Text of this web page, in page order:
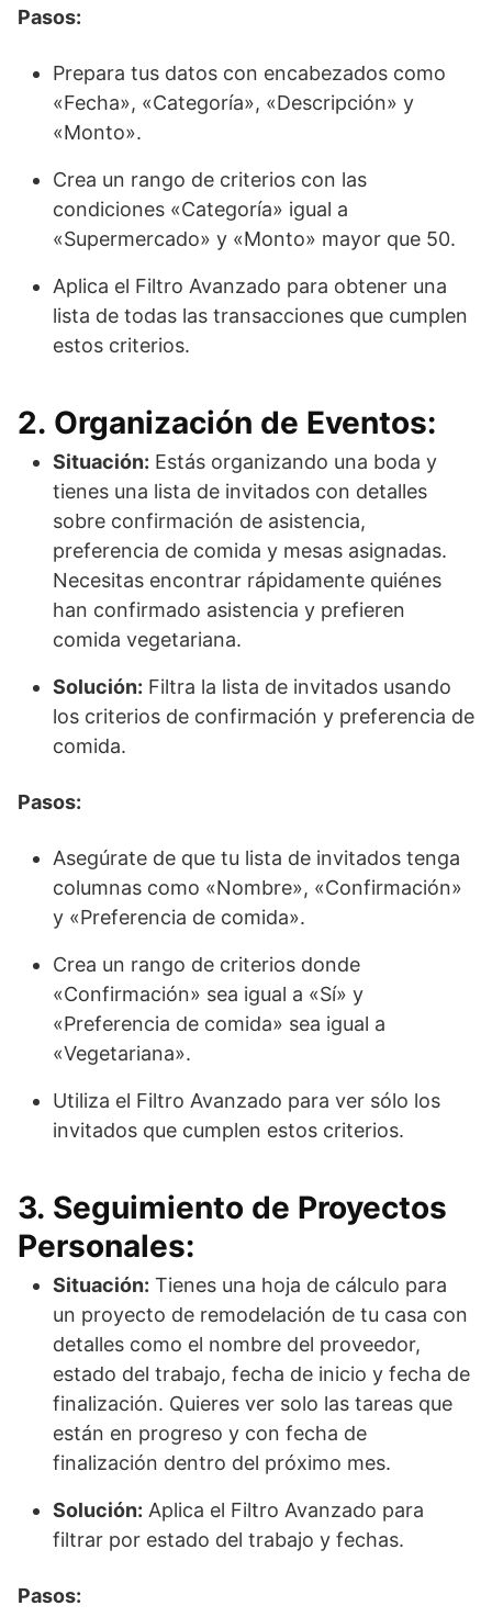
Pasos:
Prepara tus datos con encabezados como
«Fecha», «Categoría», «Descripción» y
«Monto».
Crea un rango de criterios con las
condiciones «Categoría» igual a
«Supermercado» y «Monto» mayor que 50.
Aplica el Filtro Avanzado para obtener una
lista de todas las transacciones que cumplen
estos criterios.
2. Organización de Eventos:
Situación: Estás organizando una boda y
tienes una lista de invitados con detalles
sobre confirmación de asistencia,
preferencia de comida y mesas asignadas.
Necesitas encontrar rápidamente quiénes
han confirmado asistencia y prefieren
comida vegetariana.
Solución: Filtra la lista de invitados usando
los criterios de confirmación y preferencia de
comida.
Pasos:
Asegúrate de que tu lista de invitados tenga
columnas como «Nombre», «Confirmación»
y «Preferencia de comida».
Crea un rango de criterios donde
«Confirmación» sea igual a «Sí» y
«Preferencia de comida» sea igual a
«Vegetariana».
Utiliza el Filtro Avanzado para ver sólo los
invitados que cumplen estos criterios.
3. Seguimiento de Proyectos
Personales:
Situación: Tienes una hoja de cálculo para
un proyecto de remodelación de tu casa con
detalles como el nombre del proveedor,
estado del trabajo, fecha de inicio y fecha de
finalización. Quieres ver solo las tareas que
están en progreso y con fecha de
finalización dentro del próximo mes.
Solución: Aplica el Filtro Avanzado para
filtrar por estado del trabajo y fechas.
Pasos: